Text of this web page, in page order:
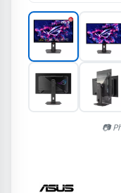
📷